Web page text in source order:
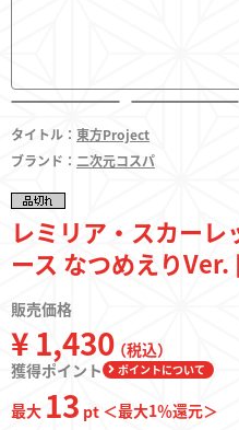
ご利用案内
決済・配送
お問い合わせ
タイトル： 東方Project
ブランド： 二次元コスパ
レミリア・スカーレ
ース なつめえり
販売価格
¥ 1,430（税込）
獲得ポイント
ポイントについて
最大 13 pt ＜最大1％還元＞